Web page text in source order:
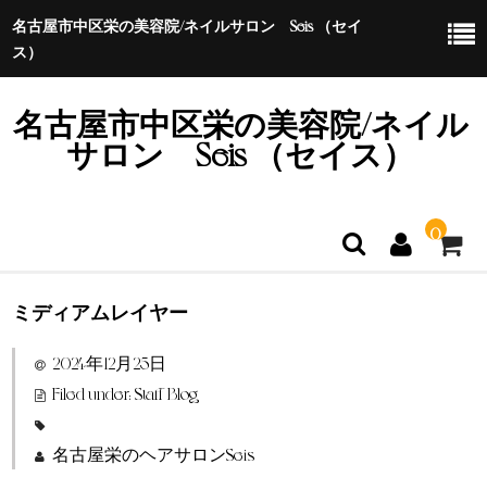
名古屋市中区栄の美容院/ネイルサロン Seis （セイ
ス）
名古屋市中区栄の美容院/ネイル
サロン Seis （セイス）
0
ホーム
特定商取引法に基づく表示
ミディアムレイヤー
2024年12月25日
Filed under:Staff Blog
名古屋栄のヘアサロンSeis